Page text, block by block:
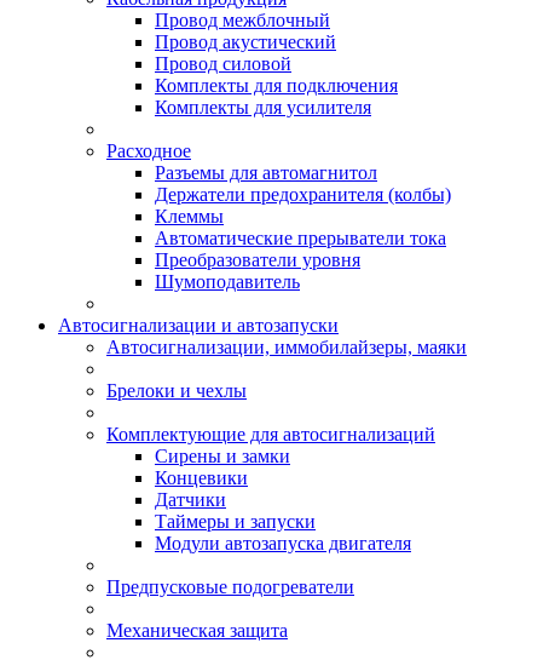
Провод межблочный
Провод акустический
Провод силовой
Комплекты для подключения
Комплекты для усилителя
Расходное
Разъемы для автомагнитол
Держатели предохранителя (колбы)
Клеммы
Автоматические прерыватели тока
Преобразователи уровня
Шумоподавитель
Автосигнализации и автозапуски
Автосигнализации, иммобилайзеры, маяки
Брелоки и чехлы
Комплектующие для автосигнализаций
Сирены и замки
Концевики
Датчики
Таймеры и запуски
Модули автозапуска двигателя
Предпусковые подогреватели
Механическая защита